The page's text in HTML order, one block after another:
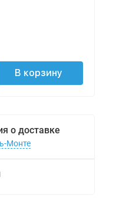
В корзину
о доставке
Монте